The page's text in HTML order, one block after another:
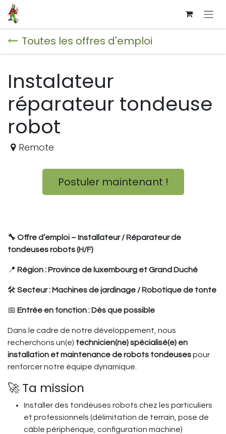
Se rendre au contenu
Toutes les offres d'emploi
Instalateur
réparateur tondeuse
robot
Remote
Postuler maintenant !
🔧 Offre d’emploi – Installateur / Réparateur de
tondeuses robots (H/F)
📍 Région : Province de luxembourg et Grand Duché
🛠 Secteur : Machines de jardinage / Robotique de tonte
📅 Entrée en fonction : Dès que possible
Dans le cadre de notre développement, nous
recherchons un(e) technicien(ne) spécialisé(e) en
installation et maintenance de robots tondeusespour
renforcer notre équipe dynamique.
🚀 Ta mission
Installer des tondeuses robots chez les particuliers
et professionnels (délimitation de terrain, pose de
câble périphérique, configuration machine)